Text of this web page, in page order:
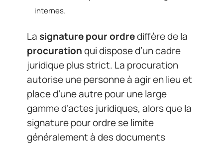
internes.
La signature pour ordrediffère de la
procurationqui dispose d’un cadre
juridique plus strict. La procuration
autorise une personne à agir en lieu et
place d’une autre pour une large
gamme d’actes juridiques, alors que la
signature pour ordre se limite
généralement à des documents